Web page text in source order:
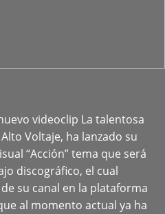
videoclip La talentosa
Voltaje, ha lanzado su
“Acción” tema que será
discográfico, el cual
su canal en la plataforma
al momento actual ya ha